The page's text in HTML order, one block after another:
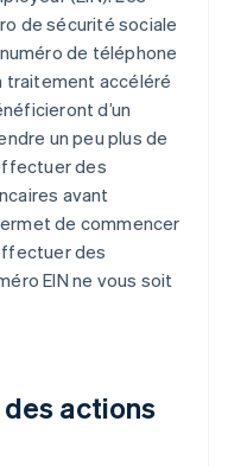
de sécurité sociale
de téléphone
traitement accéléré
d’un
un peu plus de
des
avant
de commencer
des
EIN ne vous soit
actions